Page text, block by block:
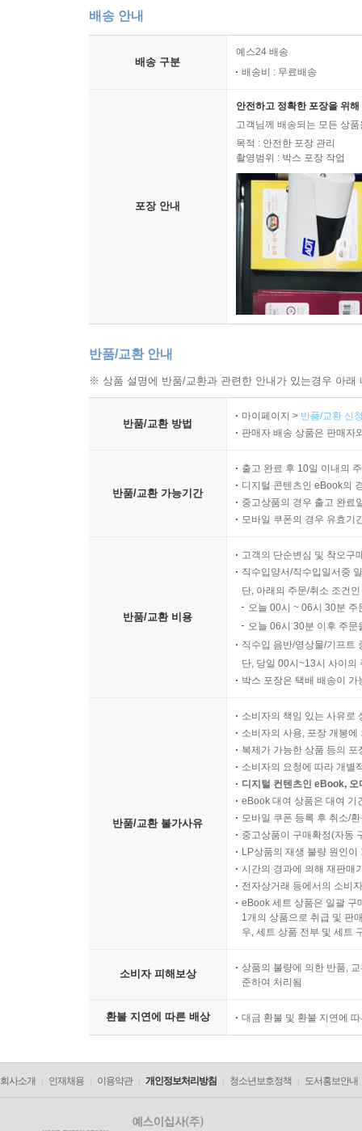
배송 안내
배송 구분
예스24 배송
배송비 : 무료배송
포장 안내
안전하고 정확한 포장을 위
고객님께 배송되는 모든 상
목적 : 안전한 포장 관리
촬영범위 : 박스 포장 작업
반품/교환 안내
※ 상품 설명에 반품/교환과 관련한 안내가 있는경우 아
반품/교환 방법
마이페이지 > 반품/교환 신
판매자 배송 상품은 판매자
반품/교환 가능기간
출고 완료 후 10일 이내의
디지털 콘텐츠인 eBook의
중고상품의 경우 출고 완료
모바일 쿠폰의 경우 유효기
반품/교환 비용
고객의 단순변심 및 착오구
직수입양서/직수입일서중
단, 아래의 주문/취소 조건
오늘 00시 ~ 06시 30분
오늘 06시 30분 이후 주
직수입 음반/영상물/기프트
단, 당일 00시~13시 사이의
박스 포장은 택배 배송이
반품/교환 불가사유
소비자의 책임 있는 사유로
소비자의 사용, 포장 개봉
복제가 가능한 상품 등의
소비자의 요청에 따라 개별
디지털 컨텐츠인 eBook,
eBook 대여 상품은 대여 기
모바일 쿠폰 등록 후 취소/
중고상품이 구매확정(자동
LP상품의 재생 불량 원인
시간의 경과에 의해 재판매
전자상거래 등에서의 소비
eBook 세트 상품은 일괄 구
1개의 상품으로 취급 및 판
우, 세트 상품 전부 및 세트
소비자 피해보상
상품의 불량에 의한 반품,
준하여 처리됨
환불 지연에 따른 배상 대금 환불 및 환불 지연에
회사소개 인재채용 이용약관 개인정보처리방침 청소년보호정책 도서홍보안내